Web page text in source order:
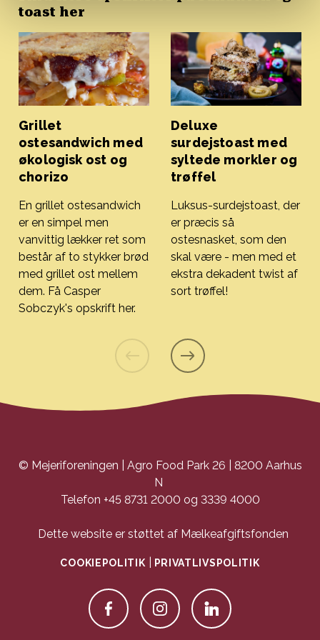
toast her
Grillet
ostesandwich med
økologisk ost og
chorizo
En grillet ostesandwich
er en simpel men
vanvittig lækker ret som
består af to stykker brød
med grillet ost mellem
dem. Få Casper
Sobczyk's opskrift her.
Deluxe
surdejstoast med
syltede morkler og
trøffel
Luksus-surdejstoast, der
er præcis så
ostesnasket, som den
skal være - men med et
ekstra dekadent twist af
sort trøffel!
© Mejeriforeningen | Agro Food Park 26 | 8200 Aarhus
N
Telefon +45 8731 2000 og 3339 4000
Dette website er støttet af Mælkeafgiftsfonden
COOKIEPOLITIK PRIVATLIVSPOLITIK